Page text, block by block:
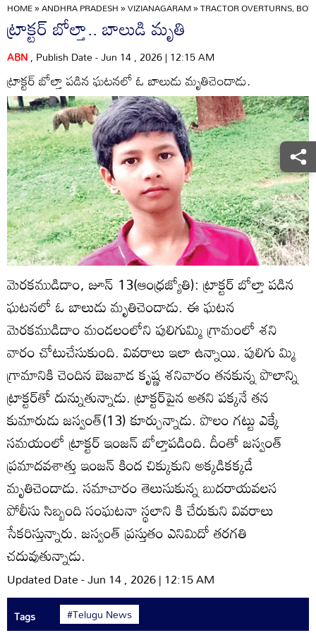
HOME»ANDHRA PRADESH»VIZIANAGARAM»TRACTOR OVERTURNS, BOY
ట్రాక్టర్‌ బోల్తా.. బాలుడి మృతి
ABN, Publish Date - Jun 14 , 2026 | 12:15 AM
ట్రాక్టర్‌ బోల్తా పడిన ఘటనలో ఓ బాలుడు మృతిచెందాడు.
మెరకముడిదాం, జూన్‌ 13(ఆంధ్రజ్యోతి): ట్రాక్టర్‌ బోల్తా పడిన
ఘటనలో ఓ బాలుడు మృతిచెందాడు. ఈ ఘటన
మెరకముడిదాం మండలంలోని పులిగుమ్మి గ్రామంలో శని
వారం చోటుచేసుకుంది. వివరాలు ఇలా ఉన్నాయి. పులిగు మ్మి
గ్రామానికి చెందిన బెజవాడ కృష్ణ శనివారం తనకున్న పొలాన్ని
ట్రాక్టర్‌తో దున్నుతున్నాడు. ట్రాక్టర్‌పైన అతని పక్కనే తన
కుమారుడు జస్వంత్‌(13) కూర్చున్నాడు. పొలం గట్టు ఎక్కే
సమయంలో ట్రాక్టర్‌ ఇంజన్‌ బోల్తాపడింది. దీంతో జస్వంత్‌
ప్రమాదవశాత్తు ఇంజన్‌ కింద చిక్కుకుని అక్కడికక్కడే
మృతిచెందాడు. సమాచారం తెలుసుకున్న బుదరాయవలస
పోలీసు సిబ్బంది సంఘటనా స్థలాని కి చేరుకుని వివరాలు
సేకరిస్తున్నారు. జస్వంత్‌ ప్రస్తుతం ఎనిమిదో తరగతి
చదువుతున్నాడు.
Updated Date - Jun 14 , 2026 | 12:15 AM
Tags #Telugu News